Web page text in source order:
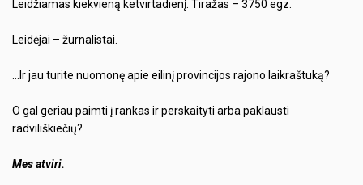
Leidžiamas kiekvieną ketvirtadienį. Tiražas – 3750 egz.
Leidėjai – žurnalistai.
…Ir jau turite nuomonę apie eilinį provincijos rajono laikraštuką?
O gal geriau paimti į rankas ir perskaityti arba paklausti
radviliškiečių?
Mes atviri.